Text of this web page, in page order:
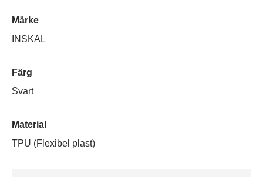
Märke
INSKAL
Färg
Svart
Material
TPU (Flexibel plast)